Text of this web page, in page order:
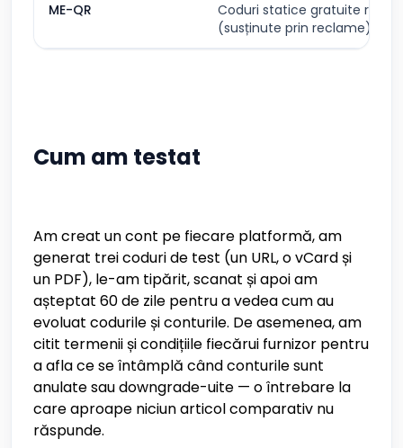
ME-QR
Coduri statice gratuite rapide
(susținute prin reclame)
Cum am testat
Am creat un cont pe fiecare platformă, am
generat trei coduri de test (un URL, o vCard și
un PDF), le-am tipărit, scanat și apoi am
așteptat 60 de zile pentru a vedea cum au
evoluat codurile și conturile. De asemenea, am
citit termenii și condițiile fiecărui furnizor pentru
a afla ce se întâmplă când conturile sunt
anulate sau downgrade-uite — o întrebare la
care aproape niciun articol comparativ nu
răspunde.